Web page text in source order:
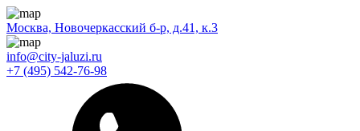
Москва, Новочеркасский б-р, д.41, к.3
info@city-jaluzi.ru
+7 (495) 542-76-98